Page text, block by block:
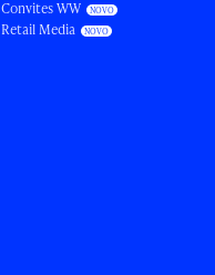
Convites WW
Retail Media